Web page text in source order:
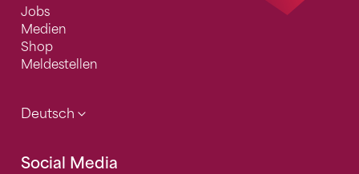
Jobs
Medien
Shop
Meldestellen
Deutsch
Social Media